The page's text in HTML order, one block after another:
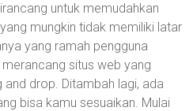
untuk memudahkan
mungkin tidak memiliki latar
yang ramah pengguna
situs web yang
drop. Ditambah lagi, ada
bisa kamu sesuaikan. Mulai